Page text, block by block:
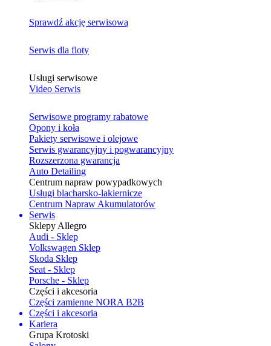
Sprawdź akcję serwisową
Serwis dla floty
Usługi serwisowe
Video Serwis
Serwisowe programy rabatowe
Opony i koła
Pakiety serwisowe i olejowe
Serwis gwarancyjny i pogwarancyjny
Rozszerzona gwarancja
Auto Detailing
Centrum napraw powypadkowych
Usługi blacharsko-lakiernicze
Centrum Napraw Akumulatorów
Serwis
Sklepy Allegro
Audi - Sklep
Volkswagen Sklep
Skoda Sklep
Seat - Sklep
Porsche - Sklep
Części i akcesoria
Części zamienne NORA B2B
Części i akcesoria
Kariera
Grupa Krotoski